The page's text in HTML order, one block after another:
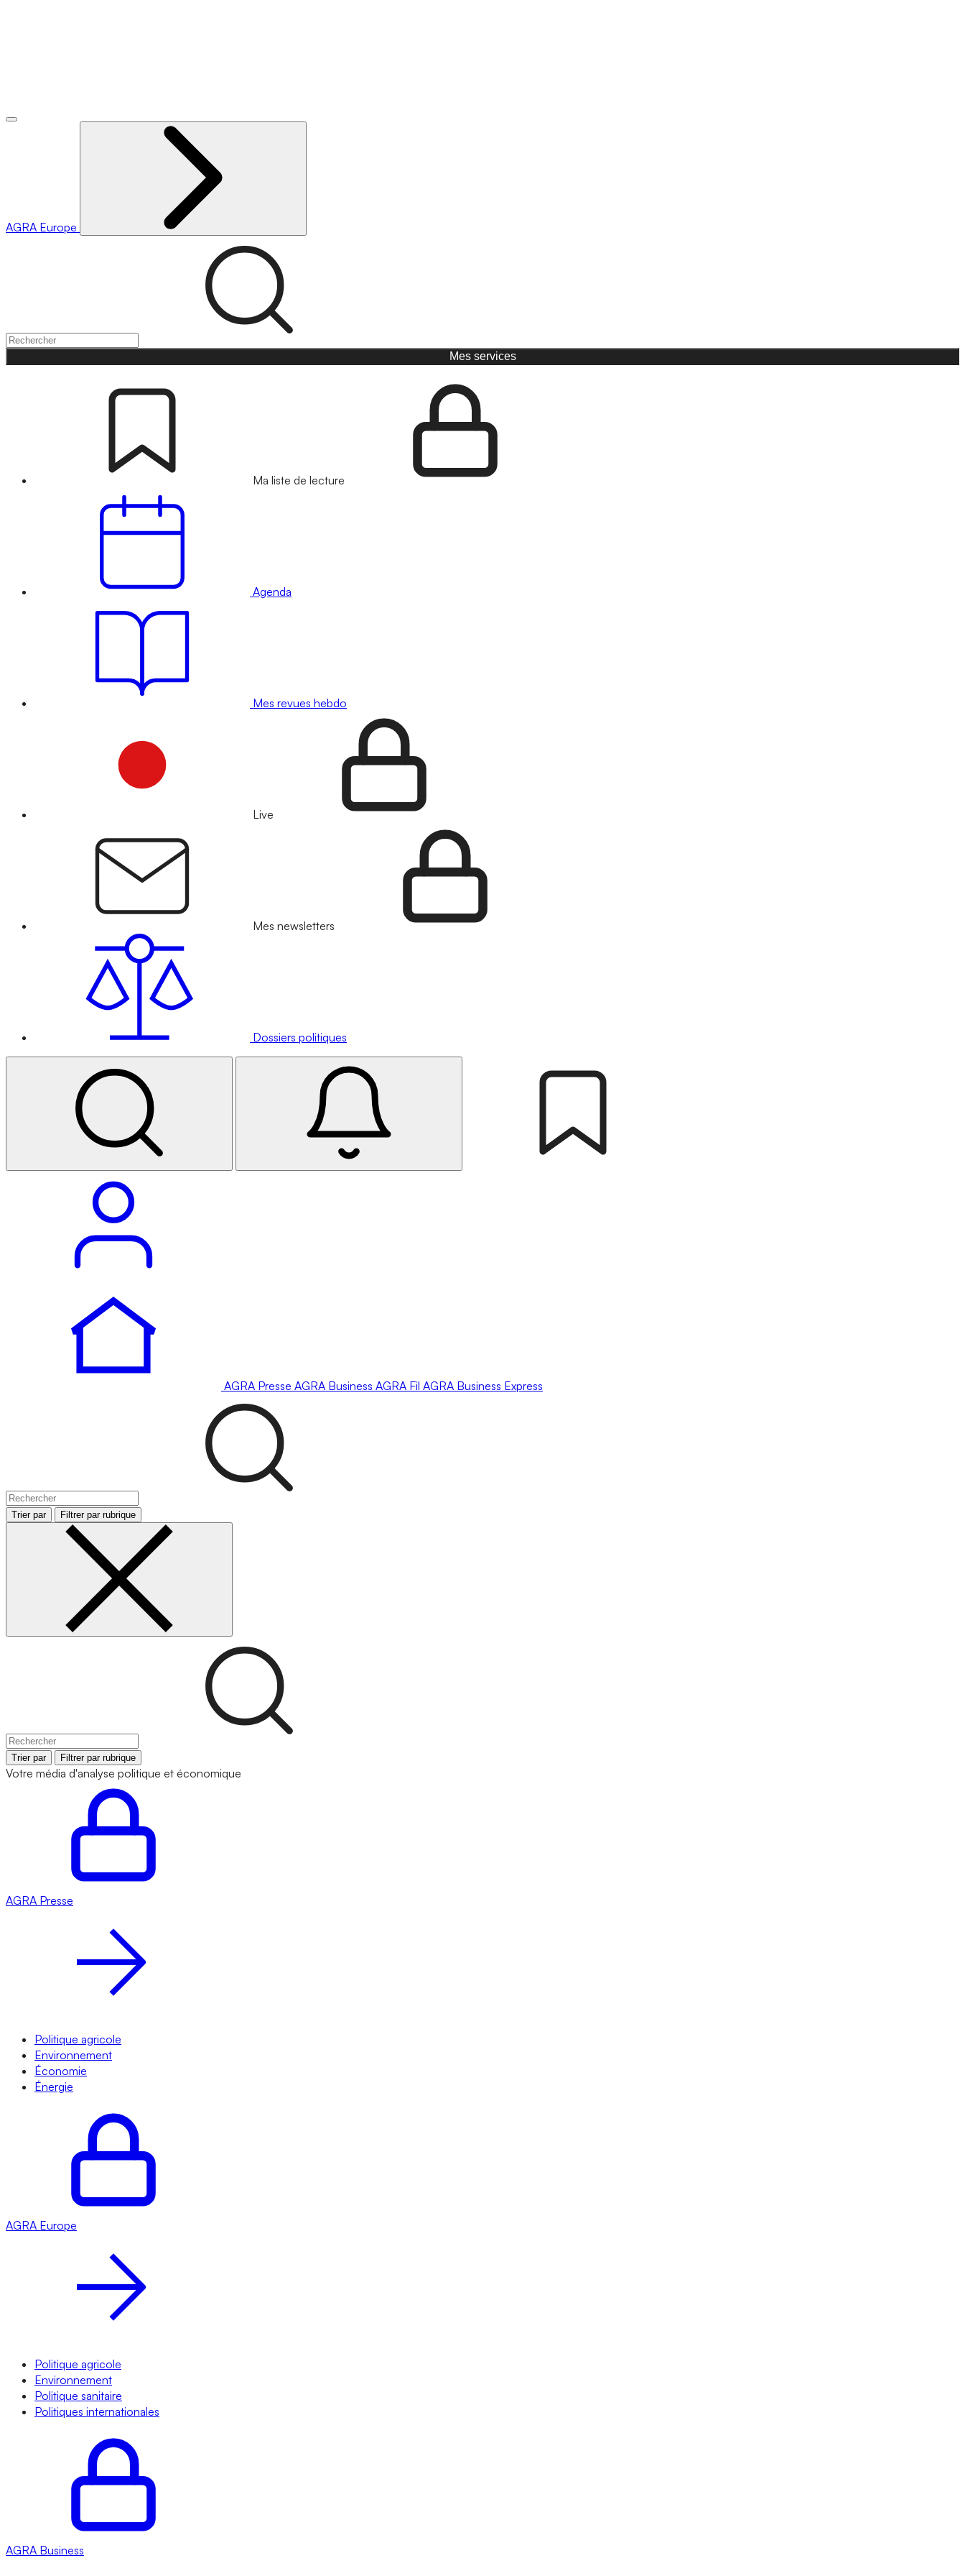
AGRA Europe
Mes services
Ma liste de lecture
Agenda
Mes revues hebdo
Live
Mes newsletters
Dossiers politiques
AGRA Presse AGRA Business AGRA Fil AGRA Business Express
Trier par Filtrer par rubrique
Trier par Filtrer par rubrique
Votre média d'analyse politique et économique
AGRA Presse
Politique agricole
Environnement
Économie
Énergie
AGRA Europe
Politique agricole
Environnement
Politique sanitaire
Politiques internationales
AGRA Business